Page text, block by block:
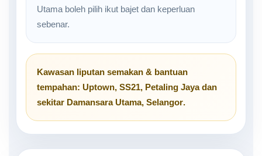
Utama boleh pilih ikut bajet dan keperluan
sebenar.
Kawasan liputan semakan & bantuan
tempahan: Uptown, SS21, Petaling Jayadan
sekitar Damansara Utama, Selangor.